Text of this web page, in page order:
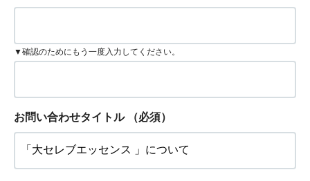
▼確認のためにもう一度入力してください。
お問い合わせタイトル （必須）